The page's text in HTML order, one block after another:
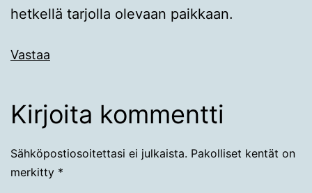
hetkellä tarjolla olevaan paikkaan.
Vastaa
Kirjoita kommentti
Sähköpostiosoitettasi ei julkaista. Pakolliset kentät on
merkitty *